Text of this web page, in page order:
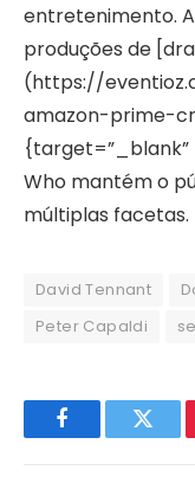
entretenimento.
produções de
(https://
amazon-prime-
{target=”_blank”
Who mantém o
múltiplas facetas.
David Tennant
Peter Capaldi
Facebook